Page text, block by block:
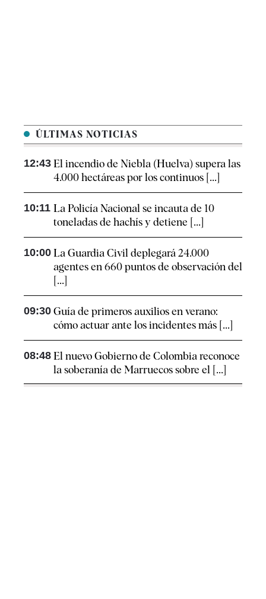
ÚLTIMAS NOTICIAS
12:43 El incendio de Niebla (Huelva) supera las
4.000 hectáreas por los continuos [...]
10:11 La Policía Nacional se incauta de 10
toneladas de hachís y detiene [...]
10:00 La Guardia Civil deplegará 24.000
agentes en 660 puntos de observación del
[...]
09:30 Guía de primeros auxilios en verano:
cómo actuar ante los incidentes más [...]
08:48 El nuevo Gobierno de Colombia reconoce
la soberanía de Marruecos sobre el [...]